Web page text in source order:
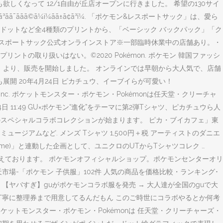
しくなって 12/1自由が丘店オープンに行きました。 希望の130サイ
「ポケモン&レスポートサック」は、愛ら
トなど全4種類のプリントから、「ベーシック バックパック」「ク
ートサック公式オンラインストア※一部臨時休業中の店舗あり。・
リントの取り扱いはない。©2020 Pokémon. ポケモン 韓国ファッシ
り、販売を開始しました。 オンラインでは早朝から大人気で、店舗
開 20年4月24日 ピカチュウ、イーブイらが可愛い！
FREAK inc. ポケットモンスター・ポケモン・Pokémonは任天堂・クリーチャ
GU×ポケモン“進化”をテーマに第2弾Tシャツ、ピカチュウら人
ペシャルコラボコレクションが始まります。 ピカ・ブイカフェ」東
ュージアムなど. メンズ Tシャツ 1,500円＋税 アーティストのダニエ
」と連動した企画として、ユニクロのUTからTシャツコレク …
おります。 ポケモンオフィシャルショップ。ポケモンセンターオリ
場-「ポケモン 子供服」102件 人気の商品を価格比較・ランキング･
ヤバすぎ】guがポケモンコラボ服を発売 → 大人達が全国のguで大
に整理券まで用意してるんだもん このご時世にコラボやるとか何考
トモンスター・ポケモン・Pokémonは 任天堂・クリーチャーズ・